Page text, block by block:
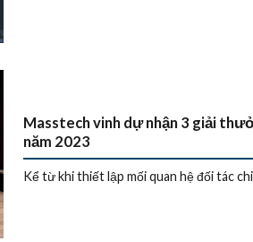
Masstech vinh dự nhận 3 giải
năm 2023
Kể từ khi thiết lập mối quan hệ đối tác